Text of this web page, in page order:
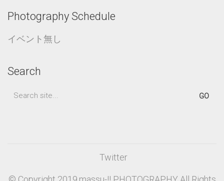
Photography Schedule
イベント無し
Search
Search
Twitter